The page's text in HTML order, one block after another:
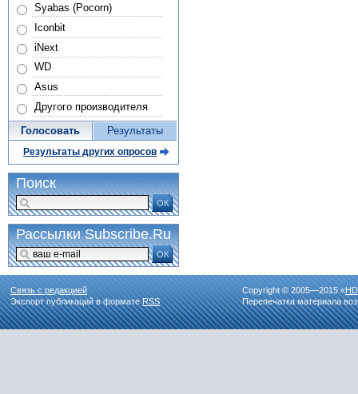
Syabas (Pocorn)
Iconbit
iNext
WD
Asus
Другого производителя
Голосовать Результаты
Результаты других опросов
Поиск
ОК
Рассылки Subscribe.Ru
ОК
Связь с редакцией
Экспорт публикаций в форматеRSS
Copyright © 2005—2015 «
Перепечатка материала